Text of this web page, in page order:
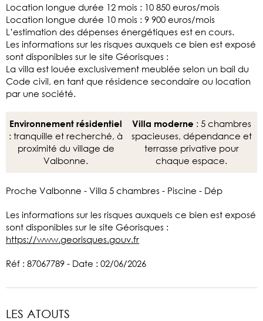
Location longue durée 12 mois : 10 850 euros/mois
Location longue durée 10 mois : 9 900 euros/mois
L’estimation des dépenses énergétiques est en cours.
Les informations sur les risques auxquels ce bien est exposé
sont disponibles sur le site Géorisques :
La villa est louée exclusivement meublée selon un bail du
Code civil, en tant que résidence secondaire ou location
par une société.
Environnement résidentiel
: tranquille et recherché, à
proximité du village de
Valbonne.
Villa moderne : 5 chambres
spacieuses, dépendance et
terrasse privative pour
chaque espace.
Proche Valbonne - Villa 5 chambres - Piscine - Dép
Les informations sur les risques auxquels ce bien est exposé
sont disponibles sur le site Géorisques :
https://www.georisques.gouv.fr
Réf : 87067789 - Date : 02/06/2026
LES ATOUTS